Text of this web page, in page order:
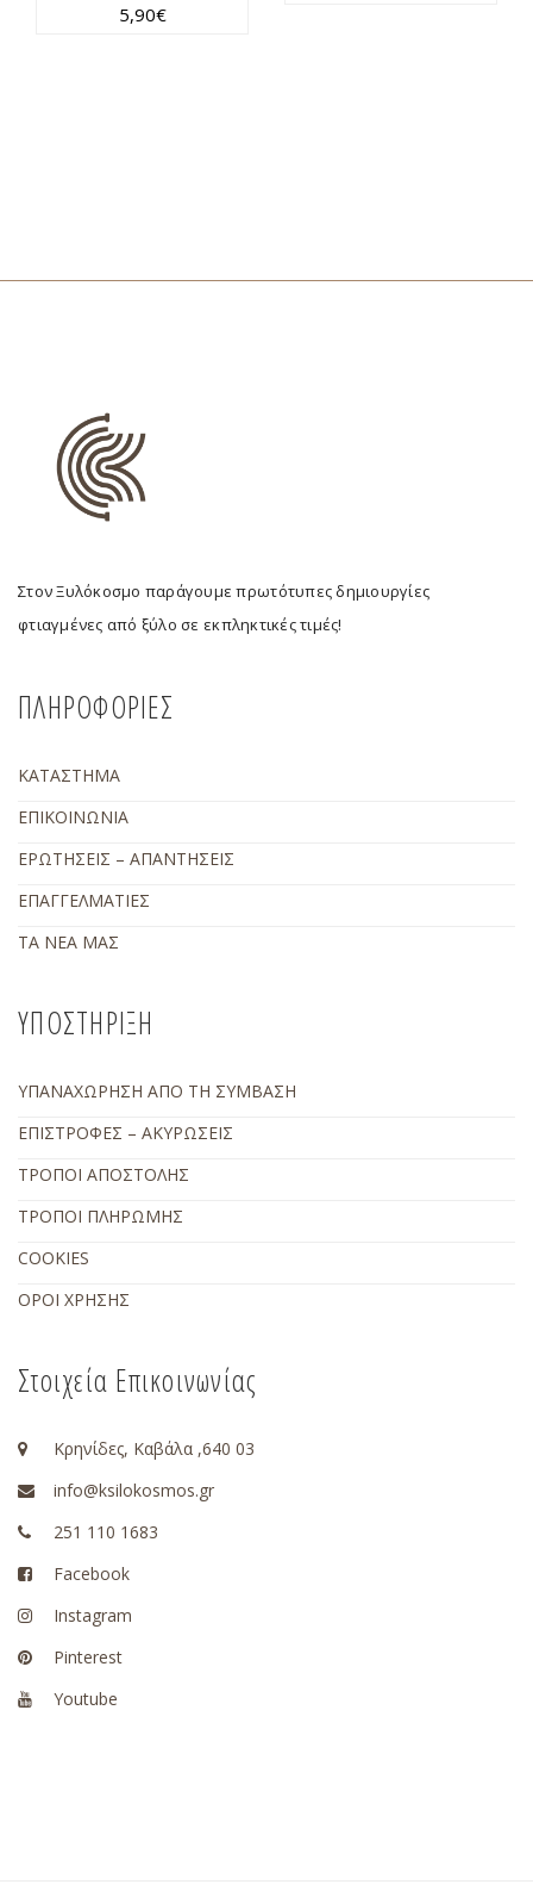
5,90€
Στον Ξυλόκοσμο παράγουμε πρωτότυπες δημιουργίες
φτιαγμένες από ξύλο σε εκπληκτικές τιμές!
ΠΛΗΡΟΦΟΡΙΕΣ
ΚΑΤΑΣΤΗΜΑ
ΕΠΙΚΟΙΝΩΝΙΑ
ΕΡΩΤΗΣΕΙΣ – ΑΠΑΝΤΗΣΕΙΣ
ΕΠΑΓΓΕΛΜΑΤΙΕΣ
ΤΑ ΝΕΑ ΜΑΣ
ΥΠΟΣΤΗΡΙΞΗ
ΥΠΑΝΑΧΩΡΗΣΗ ΑΠΟ ΤΗ ΣΥΜΒΑΣΗ
ΕΠΙΣΤΡΟΦΕΣ – ΑΚΥΡΩΣΕΙΣ
ΤΡΟΠΟΙ ΑΠΟΣΤΟΛΗΣ
ΤΡΟΠΟΙ ΠΛΗΡΩΜΗΣ
COOKIES
ΟΡΟΙ ΧΡΗΣΗΣ
Στοιχεία Επικοινωνίας
Κρηνίδες, Καβάλα ,640 03
info@ksilokosmos.gr
251 110 1683
Facebook
Instagram
Pinterest
Youtube